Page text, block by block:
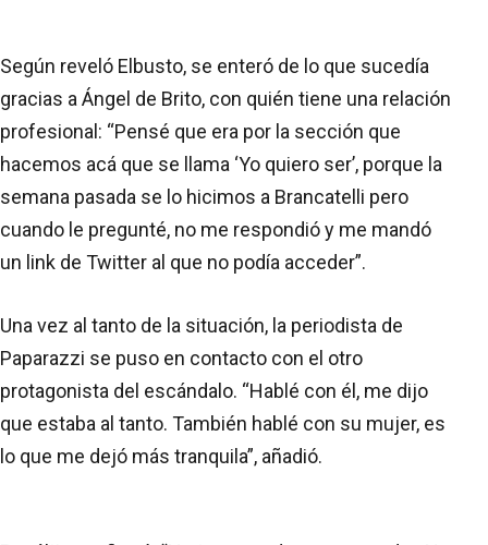
Según reveló Elbusto, se enteró de lo que sucedía
gracias a Ángel de Brito, con quién tiene una relación
profesional: “Pensé que era por la sección que
hacemos acá que se llama ‘Yo quiero ser’, porque la
semana pasada se lo hicimos a Brancatelli pero
cuando le pregunté, no me respondió y me mandó
un link de Twitter al que no podía acceder”.
Una vez al tanto de la situación, la periodista de
Paparazzi se puso en contacto con el otro
protagonista del escándalo. “Hablé con él, me dijo
que estaba al tanto. También hablé con su mujer, es
lo que me dejó más tranquila”, añadió.